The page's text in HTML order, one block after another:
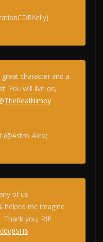
character and a
You will live on,
of us
helped me imagine
Thank you, RIP.